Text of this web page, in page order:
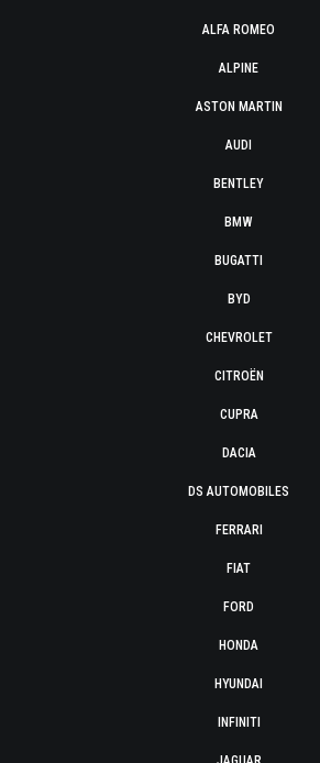
ALFA ROMEO
ALPINE
ASTON MARTIN
AUDI
BENTLEY
BMW
BUGATTI
BYD
CHEVROLET
CITROËN
CUPRA
DACIA
DS AUTOMOBILES
FERRARI
FIAT
FORD
HONDA
HYUNDAI
INFINITI